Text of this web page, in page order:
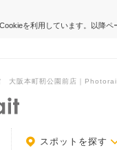
を利用しています。以降
大阪本町靭公園前店｜
スポットを探す